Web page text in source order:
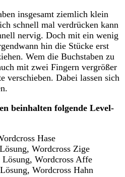
insgesamt ziemlich klein
schnell mal verdrücken kann
nervig. Doch mit ein wenig
hin die Stücke erst
Wem die Buchstaben zu
mit zwei Fingern vergrößer
verschieben. Dabei lassen sich
beinhalten folgende Level-
Hase
Wordcross Zige
Wordcross Affe
Wordcross Hahn